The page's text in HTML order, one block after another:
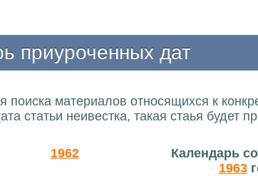
приуроченных дат
поиска материалов относящихся к
статьи неивестка, такая стаья будет
1962
Календарь
1963